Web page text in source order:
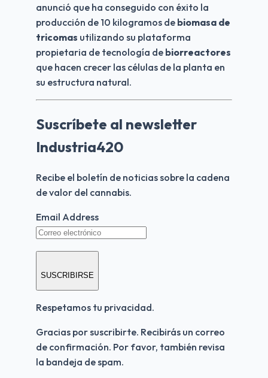
anunció que ha conseguido con éxito la
producción de 10 kilogramos de biomasa de
tricomas utilizando su plataforma
propietaria de tecnología de biorreactores
que hacen crecer las células de la planta en
su estructura natural.
Suscríbete al newsletter
Industria420
Recibe el boletín de noticias sobre la cadena
de valor del cannabis.
Email Address
SUSCRIBIRSE
Respetamos tu privacidad.
Gracias por suscribirte. Recibirás un correo
de confirmación. Por favor, también revisa
la bandeja de spam.